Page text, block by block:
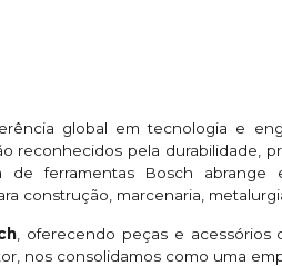
global em tecnologia e
reconhecidos pela durabilidade,
ferramentas Bosch abrange
construção, marcenaria,
, oferecendo peças e
nos consolidamos como uma